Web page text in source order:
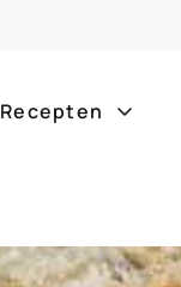
Recepten